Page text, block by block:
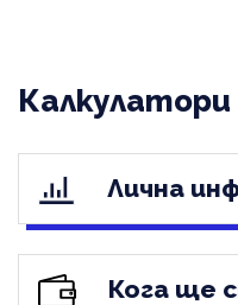
Калкулатори
Лична
Кога ще